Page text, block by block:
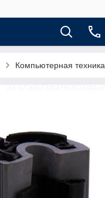
Компьютерная техника